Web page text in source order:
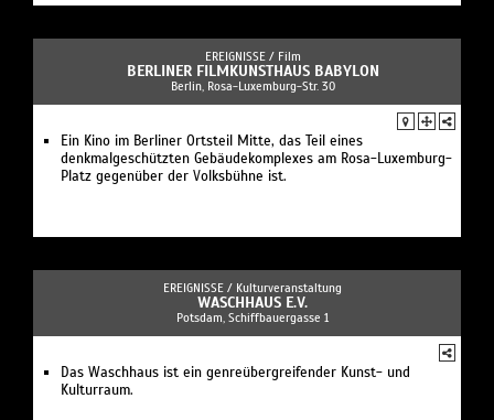
EREIGNISSE / Film
BERLINER FILMKUNSTHAUS BABYLON
Berlin, Rosa-Luxemburg-Str. 30
Ein Kino im Berliner Ortsteil Mitte, das Teil eines
denkmalgeschützten Gebäudekomplexes am Rosa-Luxemburg-
Platz gegenüber der Volksbühne ist.
EREIGNISSE / Kulturveranstaltung
WASCHHAUS E.V.
Potsdam, Schiffbauergasse 1
Das Waschhaus ist ein genreübergreifender Kunst- und
Kulturraum.